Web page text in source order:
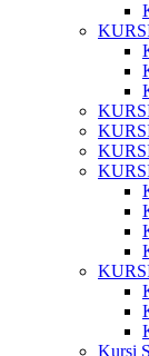
Kursi